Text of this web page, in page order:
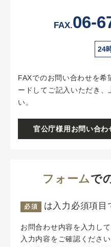
FAX.06-
24
FAXでのお問い合わせを
ードしてご記入いただき、
い。
官公庁様用お問い合わ
フォームで
必須 は入力必須項目
お問合わせ内容を入力し
入力内容をご確認ください